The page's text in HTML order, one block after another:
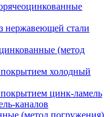
нержавеющей стали
(метод
холодный
цинк-ламель
каналов
(метод погружения)